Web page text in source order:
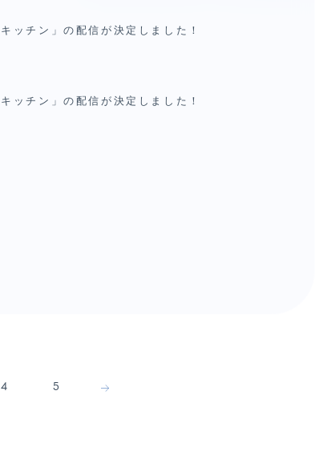
チン」の配信が決定しました！
チン」の配信が決定しました！
4 5